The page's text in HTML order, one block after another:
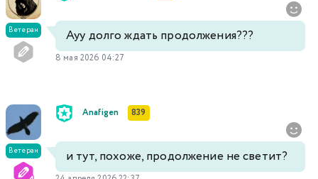
Ветеран Ауу долго ждать продолжения???
8 мая 2026 04:27
Ветеран
Anafigen 839
и тут, похоже, продолжение не светит?